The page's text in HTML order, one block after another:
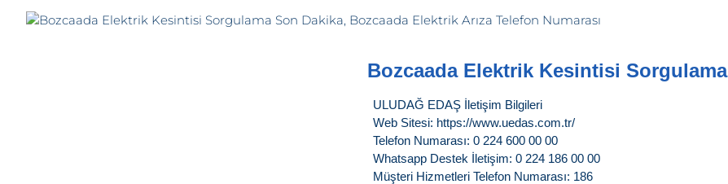
Bozcaada Elektrik Kesintisi Sorgulama
ULUDAĞ EDAŞ İletişim Bilgileri
Web Sitesi: https://www.uedas.com.tr/
Telefon Numarası: 0 224 600 00 00
Whatsapp Destek İletişim: 0 224 186 00 00
Müşteri Hizmetleri Telefon Numarası: 186